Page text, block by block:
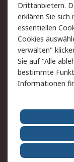
Rechtliches
AGB
Cookie-
Copyright/
Karriere bei RS
Qualität/
Event-Center
Drittanbietern.
erklären Sie
essentiellen
Cookies
verwalten"
Sie auf "Alle
bestimmte
Informationen